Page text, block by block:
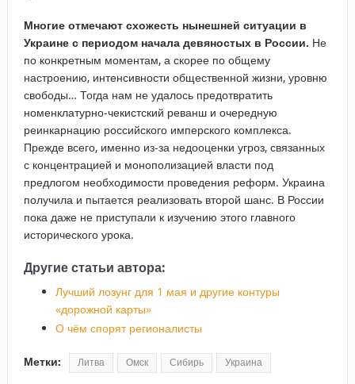
Многие отмечают схожесть нынешней ситуации в
Украине с периодом начала девяностых в России. Не
по конкретным моментам, а скорее по общему
настроению, интенсивности общественной жизни, уровню
свободы… Тогда нам не удалось предотвратить
номенклатурно-чекистский реванш и очередную
реинкарнацию российского имперского комплекса.
Прежде всего, именно из-за недооценки угроз, связанных
с концентрацией и монополизацией власти под
предлогом необходимости проведения реформ. Украина
получила и пытается реализовать второй шанс. В России
пока даже не приступали к изучению этого главного
исторического урока.
Другие статьи автора:
Лучший лозунг для 1 мая и другие контуры
«дорожной карты»
О чём спорят регионалисты
Метки: Литва Омск Сибирь Украина